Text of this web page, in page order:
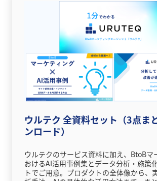
ウルテク 全資料セット（3点ま
ンロード）
ウルテクのサービス資料に加え、BtoBマ
おけるAI活用事例集とデータ分析・施策
トでご用意。プロダクトの全体像から、